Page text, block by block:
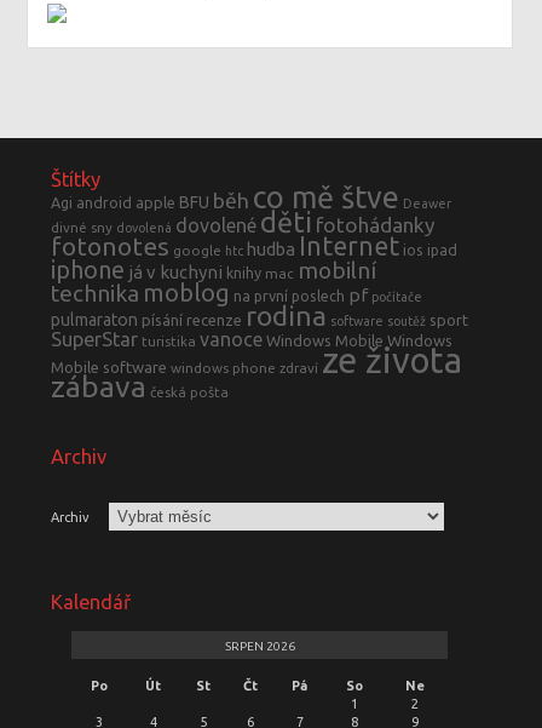
Štítky
Agi android apple BFU běh co mě štve Deawer
divné sny dovolená dovolené děti fotohádanky
fotonotes google htc hudba Internet ios ipad
iphone já v kuchyni knihy mac mobilní
technika moblog na první poslech pf počítače
pulmaraton písání recenze rodina software soutěž sport
SuperStar turistika vanoce Windows Mobile Windows
Mobile software windows phone zdraví ze života
zábava česká pošta
Archiv
Archiv
Kalendář
SRPEN 2026
Po Út St Čt Pá So
Ne
1
2
3
4 5 6 7 8 9